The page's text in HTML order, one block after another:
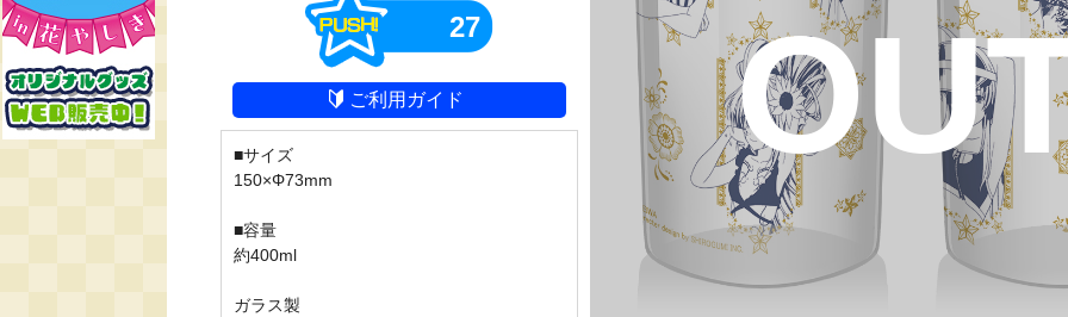
27
ご利用ガイド
■サイズ
150×Φ73mm
■容量
約400ml
ガラス製